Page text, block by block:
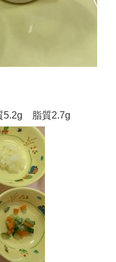
5.2g 脂質2.7g